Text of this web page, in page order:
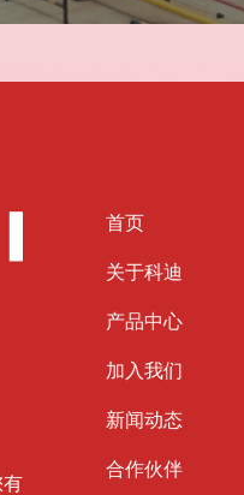
首页
关于科迪
产品中心
加入我们
新闻动态
合作伙伴